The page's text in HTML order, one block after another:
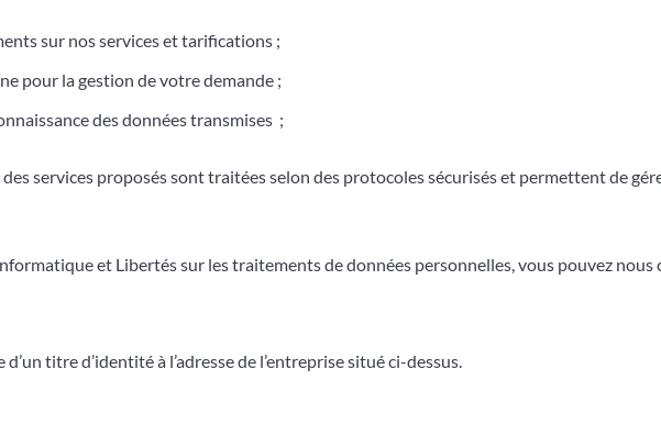
sur nos services et tarifications ;
pour la gestion de votre demande ;
des données transmises ;
services proposés sont traitées selon des protocoles sécurisés et permettent de
et Libertés sur les traitements de données personnelles, vous pouvez nous
titre d’identité à l’adresse de l’entreprise situé ci-dessus.